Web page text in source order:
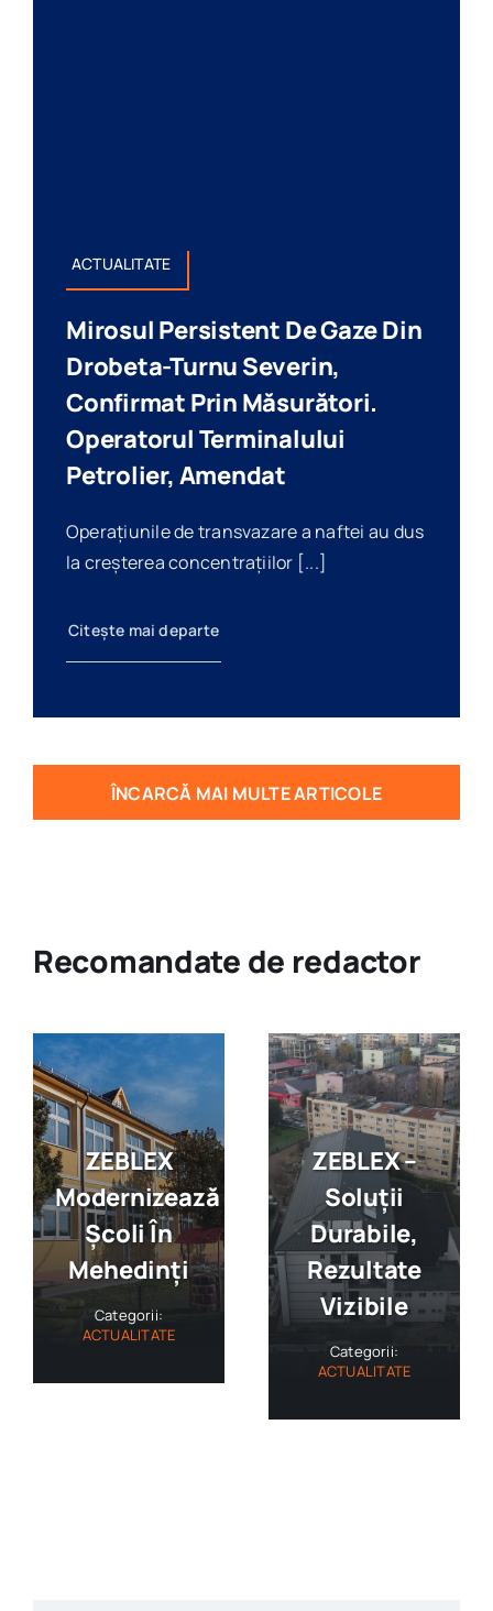
ACTUALITATE
Mirosul Persistent De Gaze Din
Drobeta-Turnu Severin,
Confirmat Prin Măsurători.
Operatorul Terminalului
Petrolier, Amendat
Operațiunile de transvazare a naftei au dus
la creșterea concentrațiilor [...]
Citește mai departe
ÎNCARCĂ MAI MULTE ARTICOLE
Recomandate de redactor
ZEBLEX
Modernizează
Școli În
Mehedinți
Categorii:
ACTUALITATE
ZEBLEX –
Soluții
Durabile,
Rezultate
Vizibile
Categorii:
ACTUALITATE